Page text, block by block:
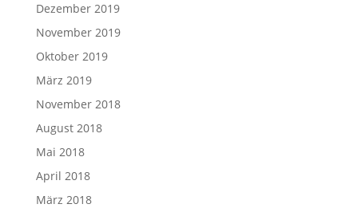
Dezember 2019
November 2019
Oktober 2019
März 2019
November 2018
August 2018
Mai 2018
April 2018
März 2018